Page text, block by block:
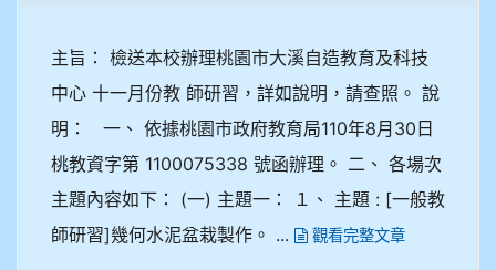
主旨： 檢送本校辦理桃園市大溪自造教育及科技
中心 十一月份教 師研習，詳如說明，請查照。 說
明： 一、 依據桃園市政府教育局110年8月30日
桃教資字第 1100075338 號函辦理。 二、 各場次
主題內容如下： (一) 主題一： １、 主題 : [一般教
師研習]幾何水泥盆栽製作。 ...
觀看完整文章